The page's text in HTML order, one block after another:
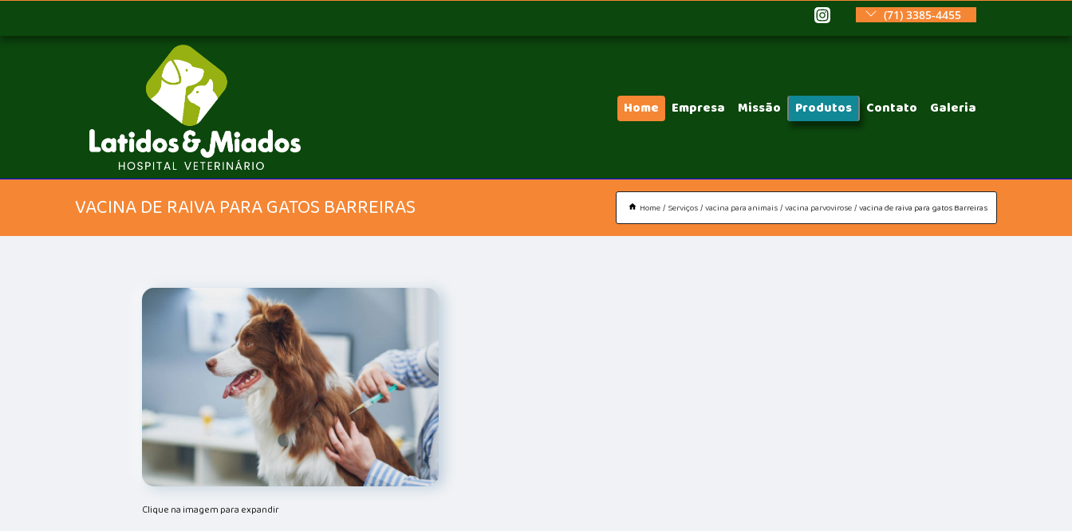
(71) 3385-4455
Home Empresa Missão Produtos Contato Galeria
VACINA DE RAIVA PARA GATOS BARREIRAS Home Serviços vacina para animais vacina parvovirose vacina de raiva para gatos Barreiras
Clique na imagem para expandir